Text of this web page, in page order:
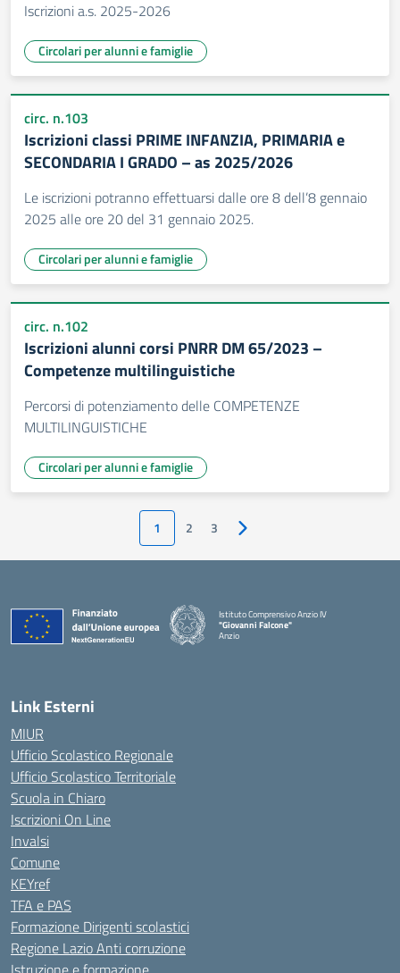
Iscrizioni a.s. 2025-2026
Circolari per alunni e famiglie
circ. n.103
Iscrizioni classi PRIME INFANZIA, PRIMARIA e
SECONDARIA I GRADO – as 2025/2026
Le iscrizioni potranno effettuarsi dalle ore 8 dell’8 gennaio
2025 alle ore 20 del 31 gennaio 2025.
Circolari per alunni e famiglie
circ. n.102
Iscrizioni alunni corsi PNRR DM 65/2023 –
Competenze multilinguistiche
Percorsi di potenziamento delle COMPETENZE
MULTILINGUISTICHE
Circolari per alunni e famiglie
1 2 3 Pagina successiva
Istituto Comprensivo Anzio IV
"Giovanni Falcone"
Anzio
Link Esterni
MIUR
Ufficio Scolastico Regionale
Ufficio Scolastico Territoriale
Scuola in Chiaro
Iscrizioni On Line
Invalsi
Comune
KEYref
TFA e PAS
Formazione Dirigenti scolastici
Regione Lazio Anti corruzione